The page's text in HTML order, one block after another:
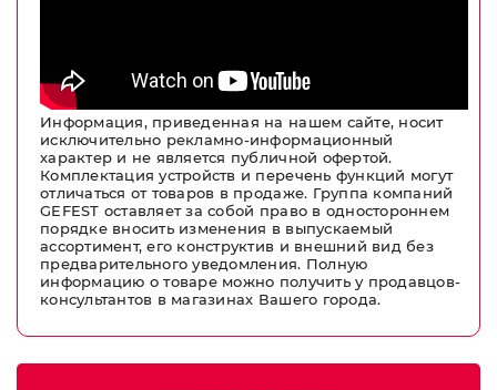
Информация, приведенная на нашем сайте, носит
исключительно рекламно-информационный
характер и не является публичной офертой.
Комплектация устройств и перечень функций могут
отличаться от товаров в продаже. Группа компаний
GEFEST оставляет за собой право в одностороннем
порядке вносить изменения в выпускаемый
ассортимент, его конструктив и внешний вид без
предварительного уведомления. Полную
информацию о товаре можно получить у продавцов-
консультантов в магазинах Вашего города.